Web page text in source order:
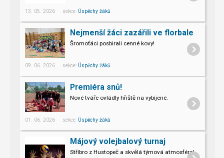
13. 05. 2026 sekce: Úspěchy žáků
Nejmenší žáci zazářili ve florbale
Šromoťáci posbirali cenné kovy!
09. 06. 2026 sekce: Úspěchy žáků
Premiéra snů!
Nové tváře ovládly hřiště na vybíjené.
01. 06. 2026 sekce: Úspěchy žáků
Májový volejbalový turnaj
Stříbro z Hustopeč a skvělá týmová atmosféra!